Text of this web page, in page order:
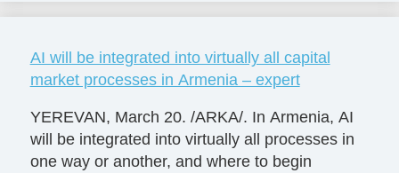
AI will be integrated into virtually all capital
market processes in Armenia – expert
YEREVAN, March 20. /ARKA/. In Armenia, AI
will be integrated into virtually all processes in
one way or another, and where to begin